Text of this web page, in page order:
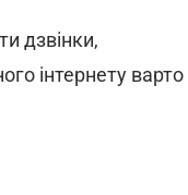
дзвінки,
інтернету варто